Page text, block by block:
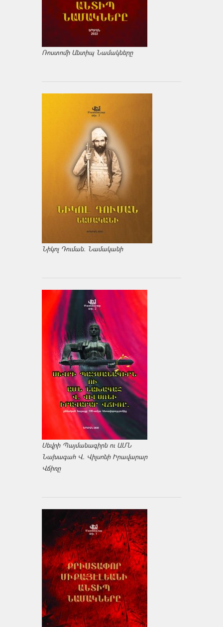
Ռոստոմի Անտիպ Նամակները
Նիկոլ Դուման. Նամականի
Սեվրի Պայմանագիրն ու ԱՄՆ
Նախագահ Վ. Վիլսոնի Իրավարար
Վճիռը